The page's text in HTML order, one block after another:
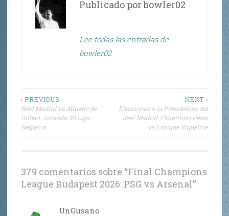
p
o
k
r
Publicado porbowler02
Lee todas las entradas de
bowler02
Navegación
de
entradas
‹ PREVIOUS
Real Madrid vs Athletic de
Bilbao: Jornada 38 Liga
Negreira
NEXT ›
Elecciones a la Presidencia del
Real Madrid: Florentino Pérez
vs Enrique Riquelme
379 comentarios sobre “Final Champions
League Budapest 2026: PSG vs Arsenal”
UnGusano